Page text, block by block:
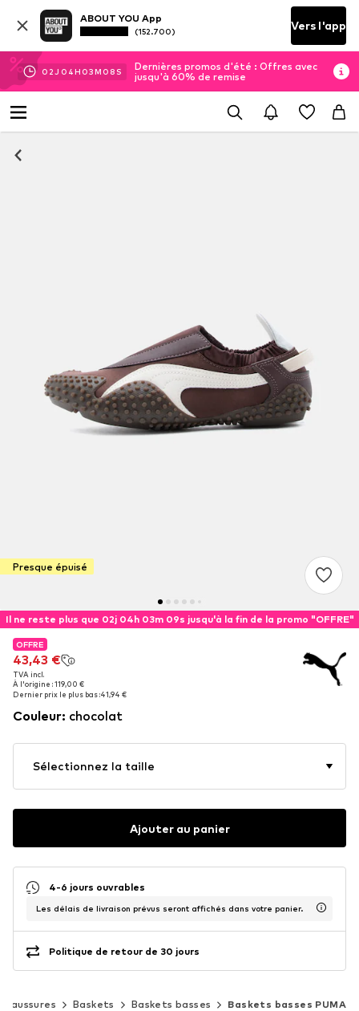
ABOUT YOU App
(152.700) Vers l'app
02J 04H 03M 08 S
Dernières promos d'été : Offres avec
jusqu'à 60% de remise
Presque épuisé
Il ne reste plus que 02j 04h 03m 09s jusqu'à la fin de la promo "OFFRE"
OFFRE
43,43 €
TVA incl.
À l'origine : 119,00 €
Dernier prix le plus bas :41,94 €
OFFRE
43,43 €
TVA incl.
À l'origine : 119,00 €
Dernier prix le plus bas :41,94 €
Couleur: chocolat
Sélectionnez la taille
Ajouter au panier
4-6 jours ouvrables
Les délais de livraison prévus seront affichés dans votre panier.
Politique de retour de 30 jours
Baskets Baskets basses Baskets basses PUMA